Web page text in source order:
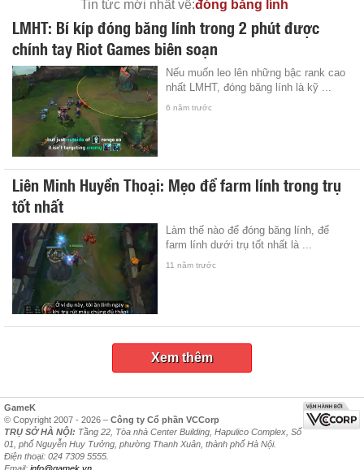
Tin tức mới nhất về:đóng băng lính
LMHT: Bí kíp đóng băng lính trong 2 phút được
chính tay Riot Games biên soạn
Nếu muốn leo lên những bậc rank cao
nhất LMHT, đóng băng lính là kỹ ...
6 năm trước
Liên Minh Huyền Thoại: Mẹo để farm lính trong trụ
tốt nhất
Làm thế nào để đóng băng lính, để
farm lính dưới trụ tốt nhất là ...
11 năm trước
Xem thêm
GameK
© Copyright 2007 - 2026 – Công ty Cổ phần VCCorp
TRỤ SỞ HÀ NỘI: Tầng 22, Tòa nhà Center Building, Hapulico Complex, Số
01, phố Nguyễn Huy Tưởng, phường Thanh Xuân, thành phố Hà Nội.
Điện thoại: 024 7309 5555.